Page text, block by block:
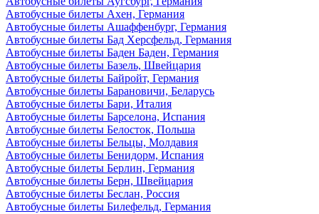
Автобусные билеты Ахен, Германия
Автобусные билеты Ашаффенбург, Германия
Автобусные билеты Бад Херсфельд, Германия
Автобусные билеты Баден Баден, Германия
Автобусные билеты Базель, Швейцария
Автобусные билеты Байройт, Германия
Автобусные билеты Барановичи, Беларусь
Автобусные билеты Бари, Италия
Автобусные билеты Барселона, Испания
Автобусные билеты Белосток, Польша
Автобусные билеты Бельцы, Молдавия
Автобусные билеты Бенидорм, Испания
Автобусные билеты Берлин, Германия
Автобусные билеты Берн, Швейцария
Автобусные билеты Беслан, Россия
Автобусные билеты Билефельд, Германия